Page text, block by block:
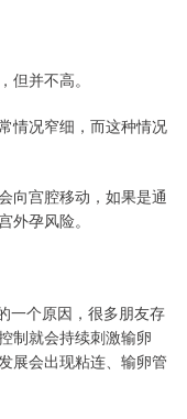
但并不高。
情况窄细，而这种情况
向宫腔移动，如果是通
外孕风险。
一个原因，很多朋友存
制就会持续刺激输卵
展会出现粘连、输卵管